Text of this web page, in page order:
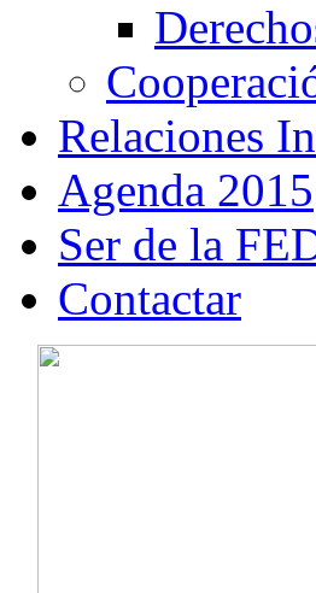
Relaciones
Agenda 2015
Ser de la
Contactar